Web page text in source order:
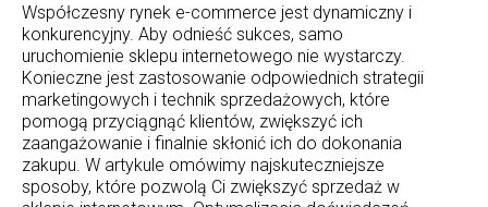
Współczesny rynek e-commerce jest dynamiczny i
konkurencyjny. Aby odnieść sukces, samo
uruchomienie sklepu internetowego nie wystarczy.
Konieczne jest zastosowanie odpowiednich strategii
marketingowych i technik sprzedażowych, które
pomogą przyciągnąć klientów, zwiększyć ich
zaangażowanie i finalnie skłonić ich do dokonania
zakupu. W artykule omówimy najskuteczniejsze
sposoby, które pozwolą Ci zwiększyć sprzedaż w